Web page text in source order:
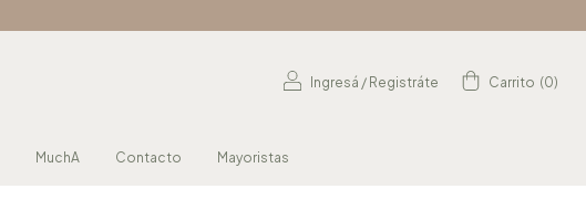
Ingresá / Registráte Carrito (0)
MuchA Contacto Mayoristas